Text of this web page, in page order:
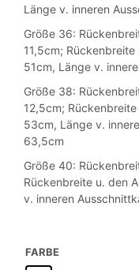
Länge v. inneren
Größe 36:
11,5cm;
51cm, Länge v.
Größe 38:
12,5cm;
53cm, Länge v.
63,5cm
Größe 40:
Rückenbreite u. den
v. inneren
FARBE